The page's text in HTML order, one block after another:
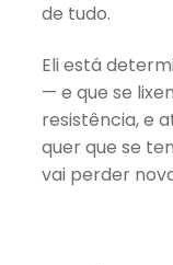
de tudo.
Eli está
— e que se
resistência, e
quer que se
vai perder